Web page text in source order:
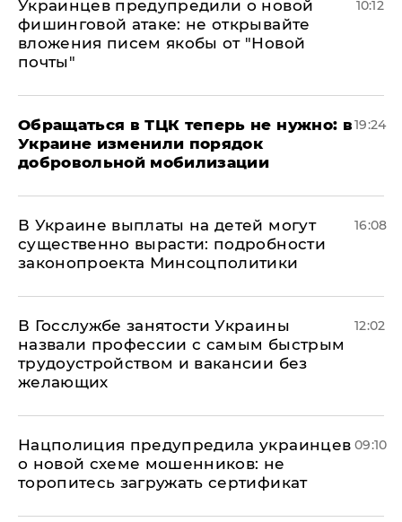
Украинцев предупредили о новой
фишинговой атаке: не открывайте
вложения писем якобы от "Новой
почты"
10:12
Обращаться в ТЦК теперь не нужно: в
Украине изменили порядок
добровольной мобилизации
19:24
В Украине выплаты на детей могут
существенно вырасти: подробности
законопроекта Минсоцполитики
16:08
В Госслужбе занятости Украины
назвали профессии с самым быстрым
трудоустройством и вакансии без
желающих
12:02
Нацполиция предупредила украинцев
о новой схеме мошенников: не
торопитесь загружать сертификат
09:10